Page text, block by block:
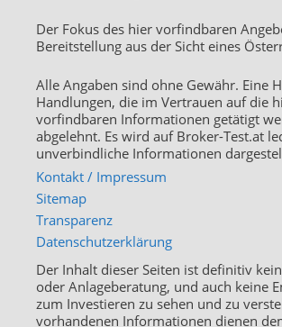
Der Fokus des hier vorfindbaren
Bereitstellung aus der Sicht eines
Alle Angaben sind ohne Gewähr. Eine
Handlungen, die im Vertrauen auf die
vorfindbaren Informationen getätigt
abgelehnt. Es wird auf Broker-Test.at
unverbindliche Informationen
Kontakt / Impressum
Sitemap
Transparenz
Datenschutzerklärung
Der Inhalt dieser Seiten ist definitiv
oder Anlageberatung, und auch keine
zum Investieren zu sehen und zu
vorhandenen Informationen dienen